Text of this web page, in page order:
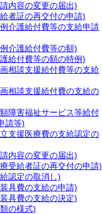
内容の変更の届出)
者証の再交付の申請)
介護給付費等の支給申請
介護給付費等の額)
給付費等の額の特例)
相談支援給付費等の支給
相談支援給付費の支給の
障害福祉サービス等給付
請等)
支援医療費の支給認定の
内容の変更の届出)
受給者証の再交付の申請)
認定の取消し)
具費の支給の申請)
具費の支給の決定)
の様式)